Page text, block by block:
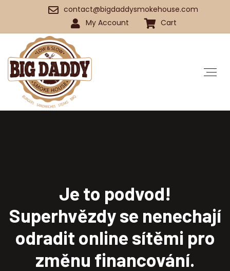
contact@bigdaddysmokehouse.com
My Account
Cart
Je to podvod!
Superhvězdy se nenechají
odradit online sítěmi pro
změnu financování.